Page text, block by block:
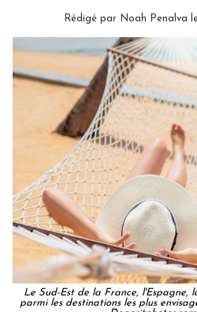
Rédigé par Noah Penalva
Le Sud-Est de la France,
parmi les destinations les plus